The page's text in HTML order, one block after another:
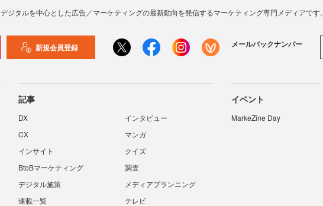
デジタルを中心とした広告／マーケティングの最新動向を発信するマーケティング専門メディアです。
新規会員登録 メールバックナンバー
記事
DX
インタビュー
CX
マンガ
インサイト
クイズ
BtoBマーケティング
調査
デジタル施策
メディアプランニング
連載一覧
テレビ
イベント
MarkeZine Day